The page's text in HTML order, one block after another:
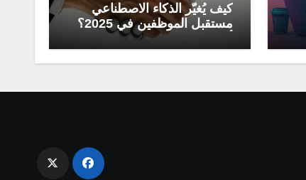
كيف يُغيّر الذكاء الاصطناعي
مستقبل الموظفين في 2025؟
أبرز التحولات المهنية